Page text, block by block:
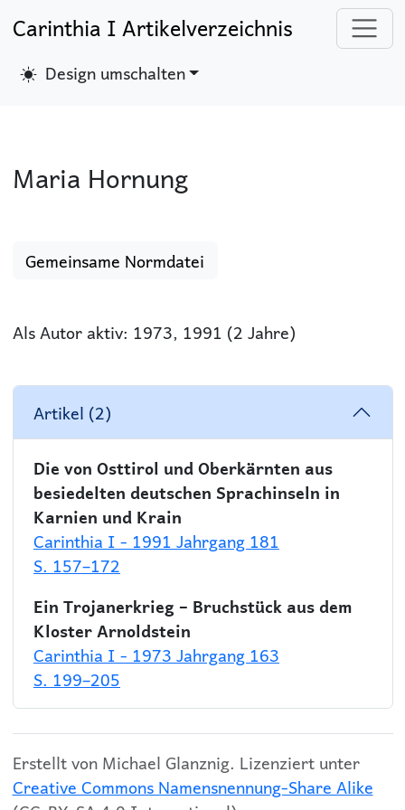
Carinthia I Artikelverzeichnis
Design umschalten
Maria Hornung
Gemeinsame Normdatei
Als Autor aktiv: 1973, 1991 (2 Jahre)
Artikel (2)
Die von Osttirol und Oberkärnten aus
besiedelten deutschen Sprachinseln in
Karnien und Krain
Carinthia I - 1991 Jahrgang 181
S. 157–172
Ein Trojanerkrieg – Bruchstück aus dem
Kloster Arnoldstein
Carinthia I - 1973 Jahrgang 163
S. 199–205
Erstellt von Michael Glanznig. Lizenziert unter
Creative Commons Namensnennung-Share Alike